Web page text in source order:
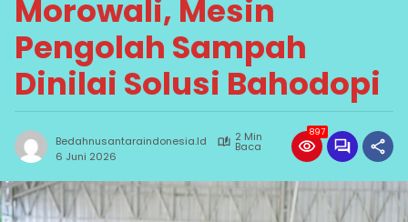
Morowali, Mesin
Pengolah Sampah
Dinilai Solusi Bahodopi
Bedahnusantaraindonesia.id 2 Min
Baca
6 Juni 2026
897